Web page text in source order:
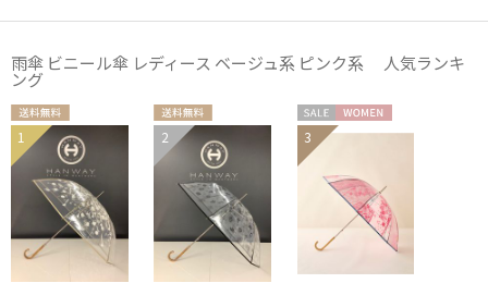
その他
雨傘 ビニール傘 レディース ベージュ系 ピンク系 人気ランキ
ング
送料無
料
ギフト
向け
WOME
1
送料無
料
ギフト
向け
WOME
2
セー
ル
WOME
3